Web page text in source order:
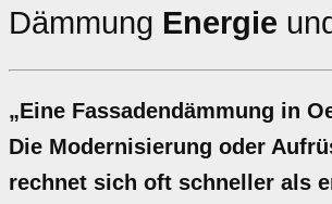
Dämmung Energie
„Eine Fassadendämmung in
Die Modernisierung oder
rechnet sich oft schneller als